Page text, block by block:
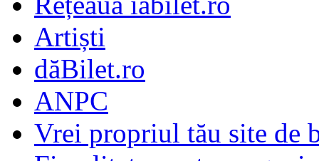
Artiști
dăBilet.ro
ANPC
Vrei propriul tău site de